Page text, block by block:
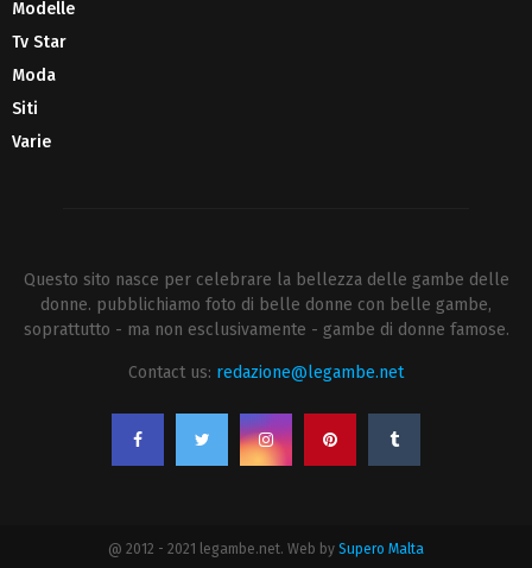
Modelle
Tv Star
Moda
Siti
Varie
Questo sito nasce per celebrare la bellezza delle gambe delle
donne. pubblichiamo foto di belle donne con belle gambe,
soprattutto - ma non esclusivamente - gambe di donne famose.
Contact us: redazione@legambe.net
@ 2012 - 2021 legambe.net. Web by Supero Malta